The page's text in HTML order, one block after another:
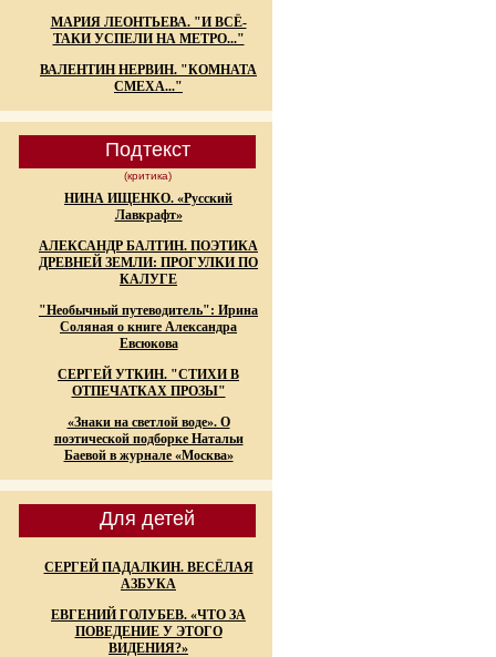
МАРИЯ ЛЕОНТЬЕВА. "И ВСЁ-
ТАКИ УСПЕЛИ НА МЕТРО..."
ВАЛЕНТИН НЕРВИН. "КОМНАТА
СМЕХА..."
Подтекст
(критика)
НИНА ИЩЕНКО. «Русский
Лавкрафт»
АЛЕКСАНДР БАЛТИН. ПОЭТИКА
ДРЕВНЕЙ ЗЕМЛИ: ПРОГУЛКИ ПО
КАЛУГЕ
"Необычный путеводитель": Ирина
Соляная о книге Александра
Евсюкова
СЕРГЕЙ УТКИН. "СТИХИ В
ОТПЕЧАТКАХ ПРОЗЫ"
«Знаки на светлой воде». О
поэтической подборке Натальи
Баевой в журнале «Москва»
Для детей
СЕРГЕЙ ПАДАЛКИН. ВЕСЁЛАЯ
АЗБУКА
ЕВГЕНИЙ ГОЛУБЕВ. «ЧТО ЗА
ПОВЕДЕНИЕ У ЭТОГО
ВИДЕНИЯ?»